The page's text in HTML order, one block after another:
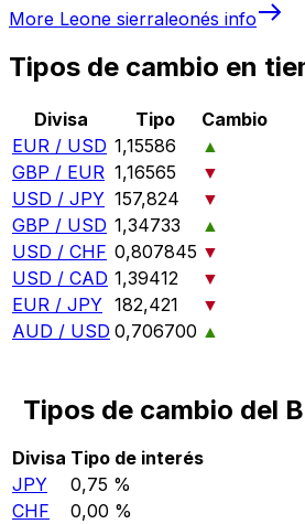
More Leone sierraleonés info
Tipos de cambio en
Divisa Tipo
Cambio
EUR / USD 1,15586
▲
GBP / EUR 1,16565
▼
USD / JPY 157,824
▼
GBP / USD 1,34733
▲
USD / CHF 0,807845 ▼
USD / CAD 1,39412
▼
EUR / JPY 182,421
▼
AUD / USD 0,706700 ▲
Tipos de cambio del
Divisa Tipo de interés
JPY
0,75 %
CHF
0,00 %